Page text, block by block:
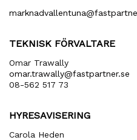
TEKNISK FÖRVALTARE
Omar Trawally
omar.trawally@fastpartner.se
08-562 517 73
HYRESAVISERING
Carola Heden